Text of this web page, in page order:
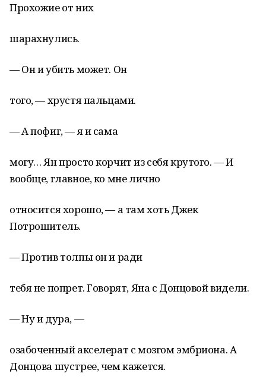
Прохожие от них
шарахнулись.
— Он и убить может. Он
того, — хрустя пальцами.
— А пофиг, — я и сама
могу… Ян просто корчит из себя крутого. — И
вообще, главное, ко мне лично
относится хорошо, — а там хоть Джек
Потрошитель.
— Против толпы он и ради
тебя не попрет. Говорят, Яна с Донцовой видели.
— Ну и дура, —
озабоченный акселерат с мозгом эмбриона. А
Донцова шустрее, чем кажется.